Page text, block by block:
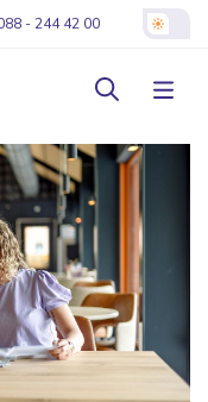
- 244 42 00